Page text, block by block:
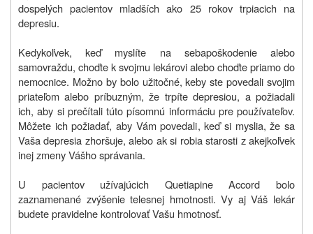
dospelých pacientov mladších ako 25 rokov trpiacich na
depresiu.
Kedykoľvek, keď myslíte na sebapoškodenie alebo
samovraždu, choďte k svojmu lekárovi alebo choďte priamo do
nemocnice. Možno by bolo užitočné, keby ste povedali svojim
priateľom alebo príbuzným, že trpíte depresiou, a požiadali
ich, aby si prečítali túto písomnú informáciu pre používateľov.
Môžete ich požiadať, aby Vám povedali, keď si myslia, že sa
Vaša depresia zhoršuje, alebo ak si robia starosti z akejkoľvek
inej zmeny Vášho správania.
U pacientov užívajúcich Quetiapine Accord bolo
zaznamenané zvýšenie telesnej hmotnosti. Vy aj Váš lekár
budete pravidelne kontrolovať Vašu hmotnosť.